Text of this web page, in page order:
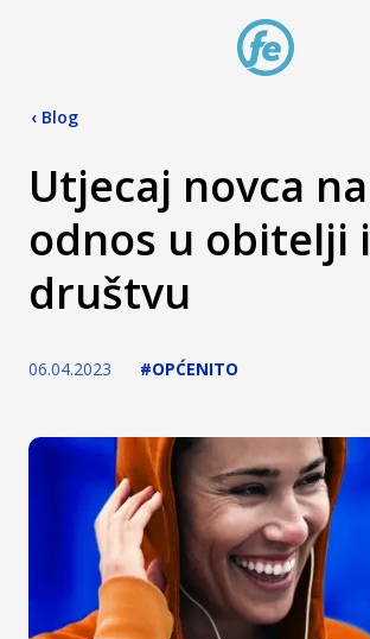
‹ Blog
Utjecaj novca na
odnos u obitelji i
društvu
06.04.2023 #OPĆENITO